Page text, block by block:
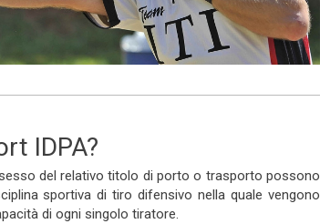
IDPA?
del relativo titolo di porto o trasporto possono
sportiva di tiro difensivo nella quale vengono
di ogni singolo tiratore.